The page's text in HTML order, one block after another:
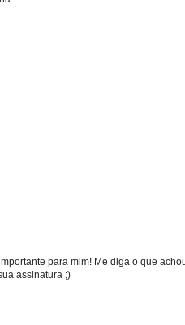
para mim! Me diga o que
assinatura ;)